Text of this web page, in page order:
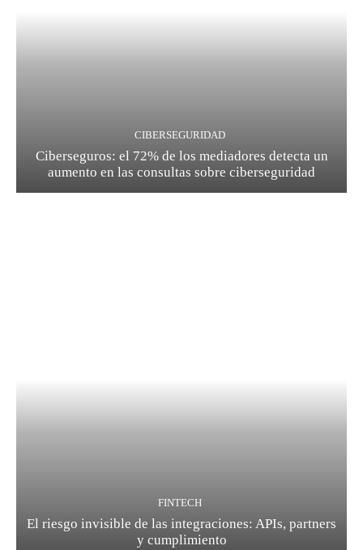
CIBERSEGURIDAD
Ciberseguros: el 72% de los mediadores detecta un
aumento en las consultas sobre ciberseguridad
FINTECH
El riesgo invisible de las integraciones: APIs, partners
y cumplimiento